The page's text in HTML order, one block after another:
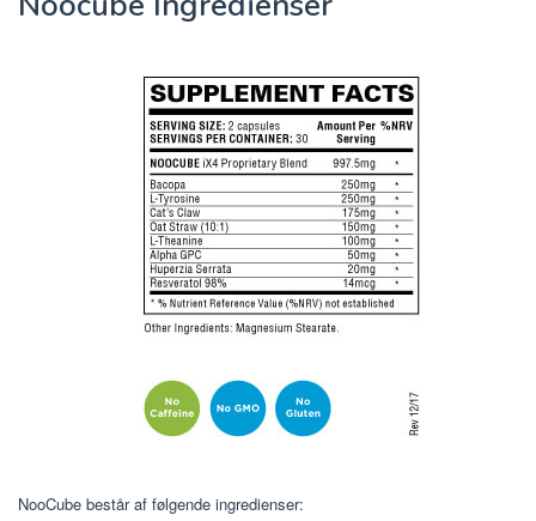
NooCube består af følgende ingredienser: